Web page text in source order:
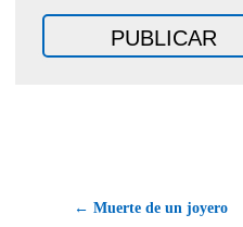
← Muerte de un joyero